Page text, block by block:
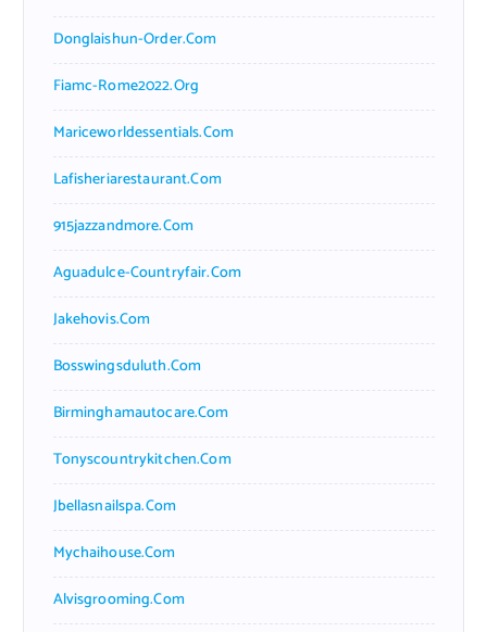
Donglaishun-Order.com
Fiamc-Rome2022.org
Mariceworldessentials.com
Lafisheriarestaurant.com
915jazzandmore.com
Aguadulce-Countryfair.com
Jakehovis.com
Bosswingsduluth.com
Birminghamautocare.com
Tonyscountrykitchen.com
Jbellasnailspa.com
Mychaihouse.com
Alvisgrooming.com